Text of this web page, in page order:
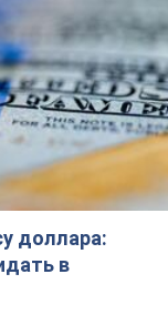
доллара:
в